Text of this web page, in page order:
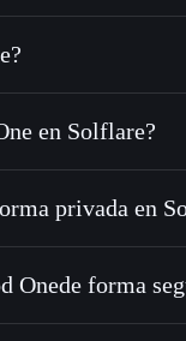
en Solflare?
para SOL, USDC o
en MGO a lo largo del
vincular
privada en
Onede forma
One